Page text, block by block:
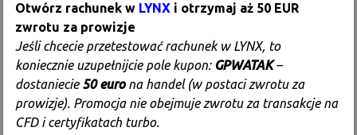
Otwórz rachunek w LYNX i otrzymaj aż 50 EUR
zwrotu za prowizje
Jeśli chcecie przetestować rachunek w LYNX, to
koniecznie uzupełnijcie pole kupon: GPWATAK–
dostaniecie 50 eurona handel (w postaci zwrotu za
prowizje). Promocja nie obejmuje zwrotu za transakcje na
CFD i certyfikatach turbo.